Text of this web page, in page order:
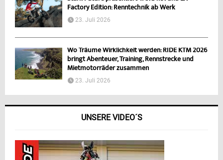
Factory Edition: Renntechnik ab Werk
23. Juli 2026
Wo Träume Wirklichkeit werden: RIDE KTM 2026
bringt Abenteuer, Training, Rennstrecke und
Mietmotorräder zusammen
23. Juli 2026
UNSERE VIDEO´S